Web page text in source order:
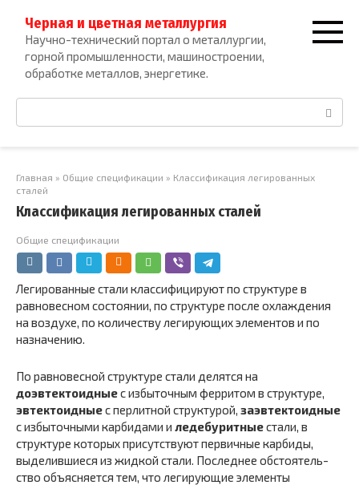
контенту
Черная и цветная металлургия
Научно-технический портал о металлургии,
горной промышленности, машиностроении,
обработке металлов, энергетике.
Поиск:
Главная » Общие спецификации » Классификация легированных
сталей
Классификация легированных сталей
Общие спецификации
Легированные стали классифицируют по структуре в
равно­весном состоянии, по структуре после охлаждения
на воздухе, по количеству легирующих элементов и по
назначению.
По равновесной структуре стали делятся на
доэвтектоидныес избыточным ферритом в структуре,
эвтектоидныес перлитной структурой, заэвтектоидные
с избыточными карбидами и ледебуритныестали, в
структуре которых присутствуют первичные карбиды,
выделившиеся из жидкой стали. Последнее обстоятель­
ство объясняется тем, что легирующие элементы